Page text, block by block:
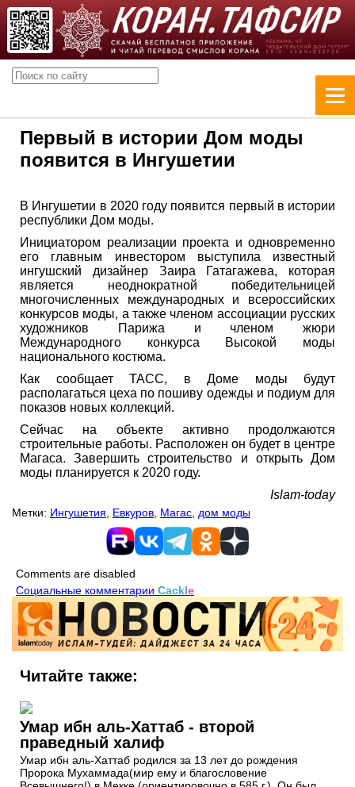
Первый в истории Дом моды
появится в Ингушетии
В Ингушетии в 2020 году появится первый в истории
республики Дом моды.
Инициатором реализации проекта и одновременно
его главным инвестором выступила известный
ингушский дизайнер Заира Гатагажева, которая
является неоднократной победительницей
многочисленных международных и всероссийских
конкурсов моды, а также членом ассоциации русских
художников Парижа и членом жюри
Международного конкурса Высокой моды
национального костюма.
Как сообщает ТАСС, в Доме моды будут
располагаться цеха по пошиву одежды и подиум для
показов новых коллекций.
Сейчас на объекте активно продолжаются
строительные работы. Расположен он будет в центре
Магаса. Завершить строительство и открыть Дом
моды планируется к 2020 году.
Islam-today
Метки: Ингушетия Евкуров Магас дом моды
Comments are disabled
Социальные комментарии Cackle
Читайте также:
Умар ибн аль-Хаттаб - второй
праведный халиф
Умар ибн аль-Хаттаб родился за 13 лет до рождения
Пророка Мухаммада(мир ему и благословение